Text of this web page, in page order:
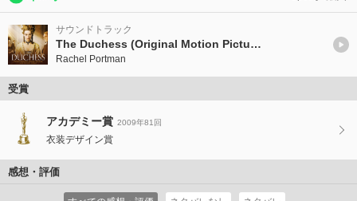
サウンドトラック
The Duchess (Original Motion Picture Soundtrack)
Rachel Portman
受賞
アカデミー賞 2009年81回
衣装デザイン賞
感想・評価